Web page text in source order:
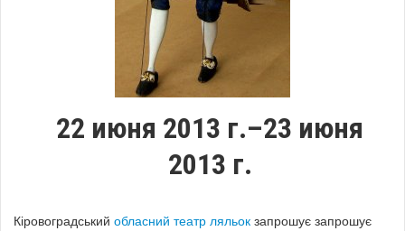
22 июня 2013 г.–23 июня
2013 г.
Кіровоградський обласний театр ляльок запрошує запрошує